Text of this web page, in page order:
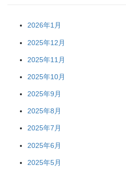
2026年1月
2025年12月
2025年11月
2025年10月
2025年9月
2025年8月
2025年7月
2025年6月
2025年5月